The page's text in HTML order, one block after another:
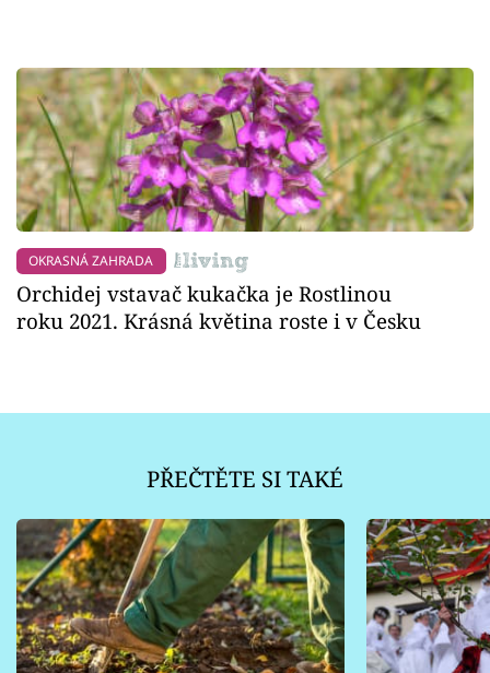
OKRASNÁ ZAHRADA
Orchidej vstavač kukačka je Rostlinou
roku 2021. Krásná květina roste i v Česku
PŘEČTĚTE SI TAKÉ